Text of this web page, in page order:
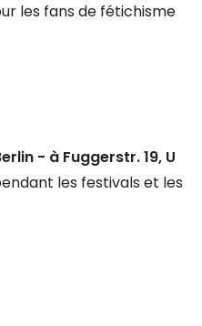
les fans de fétichisme
- à Fuggerstr. 19, U
les festivals et les